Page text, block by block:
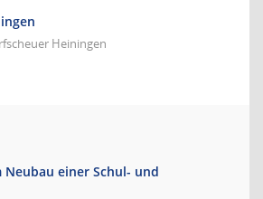
Heiningen
Neubau einer Schul- und